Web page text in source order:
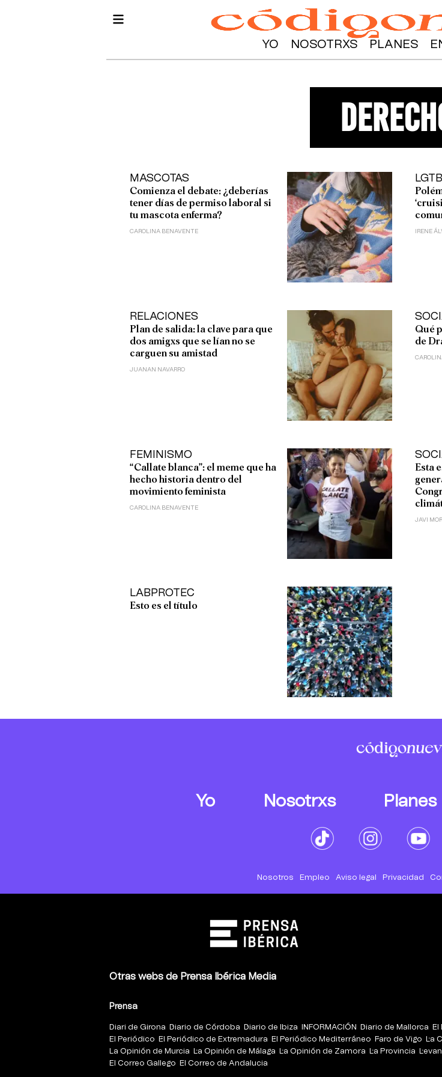
YO NOSOTRXS PLANES
MASCOTAS
Comienza el debate: ¿deberías
tener días de permiso laboral si
tu mascota enferma?
CAROLINA BENAVENTE
LGTBI
IRENE
RELACIONES
Plan de salida: la clave para que
dos amigxs que se lían no se
carguen su amistad
JUANAN NAVARRO
Qué
de
FEMINISMO
“Callate blanca”: el meme que ha
hecho historia dentro del
movimiento feminista
CAROLINA BENAVENTE
Esta
JAVI
LABPROTEC
Esto es el título
Yo Nosotrxs Planes
Nosotros Empleo Aviso legal Privacidad
Otras webs de Prensa Ibérica Media
Prensa
Diari de Girona Diario de Córdoba Diario de Ibiza INFORMACIÓN Diario de Mallorca El
El Periódico
El Periódico de Extremadura El Periódico Mediterráneo Faro de Vigo La
La Opinión de Murcia
La Opinión de Málaga La Opinión de Zamora La Provincia
El Correo Gallego
El Correo de Andalucia